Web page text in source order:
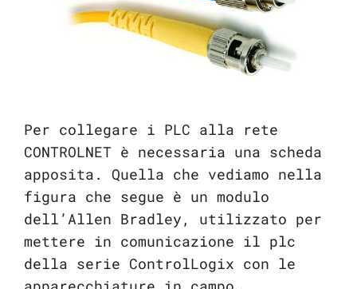
Per collegare i PLC alla rete
CONTROLNET è necessaria una scheda
apposita. Quella che vediamo nella
figura che segue è un modulo
dell’Allen Bradley, utilizzato per
mettere in comunicazione il plc
della serie ControlLogix con le